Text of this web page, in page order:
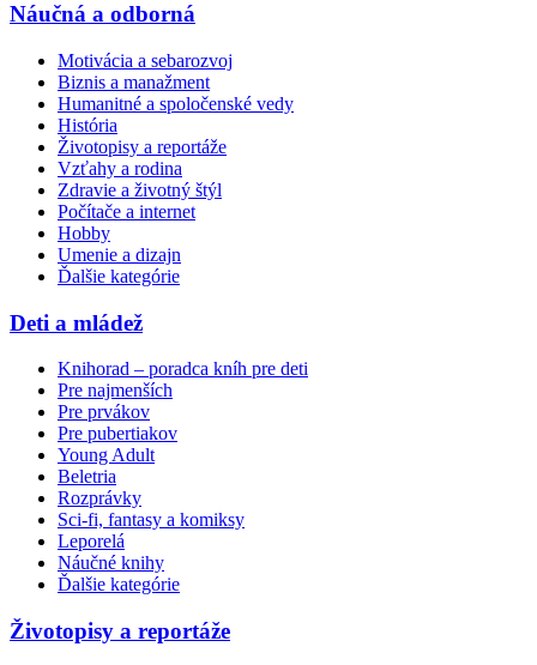
Náučná a odborná
Motivácia a sebarozvoj
Biznis a manažment
Humanitné a spoločenské vedy
História
Životopisy a reportáže
Vzťahy a rodina
Zdravie a životný štýl
Počítače a internet
Hobby
Umenie a dizajn
Ďalšie kategórie
Deti a mládež
Knihorad – poradca kníh pre deti
Pre najmenších
Pre prvákov
Pre pubertiakov
Young Adult
Beletria
Rozprávky
Sci-fi, fantasy a komiksy
Leporelá
Náučné knihy
Ďalšie kategórie
Životopisy a reportáže